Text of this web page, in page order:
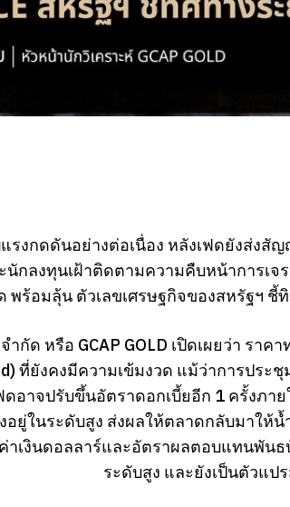
รงกดดันอย่างต่อเนื่อง หลังเฟดยังส่งสั
กลงทุนเฝ้าติดตามความคืบหน้าการเจ
พร้อมลุ้น ตัวเลขเศรษฐกิจของสหรัฐฯ ชี้
ด หรือ GCAP GOLD เปิดเผยว่า รา
ที่ยังคงมีความเข้มงวด แม้ว่าการประ
อาจปรับขึ้นอัตราดอกเบี้ยอีก 1 ครั้งภา
ยู่ในระดับสูง ส่งผลให้ตลาดกลับมาให้
าเงินดอลลาร์และอัตราผลตอบแทนพัน
ระดับสูง และยังเป็นตัวแ